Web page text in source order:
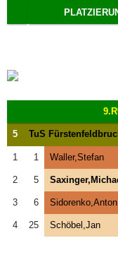
5 TuS
1 1 Waller,Stefan
2 5
3 6 Sidorenko,Anton
4 25 Schöbel,Jan